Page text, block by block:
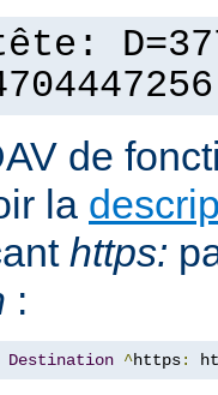
de
la
https:
:
Destination ^https: